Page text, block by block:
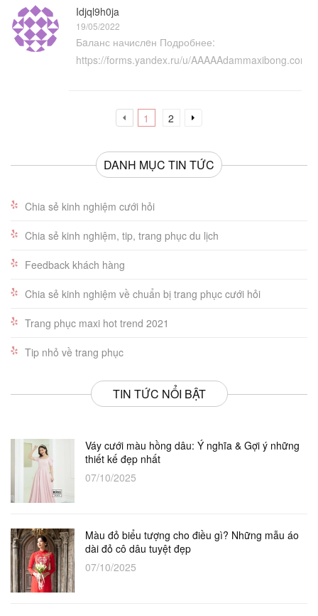
Idjql9h0ja
19/05/2022
Бaланс начислeн Подробнее:
https://forms.yandex.ru/u/
1 2
DANH MỤC TIN TỨC
Chia sẻ kinh nghiệm cưới hỏi
Chia sẻ kinh nghiệm, tip, trang phục du lịch
Feedback khách hàng
Chia sẻ kinh nghiệm về chuẩn bị trang phục cưới hỏi
Trang phục maxi hot trend 2021
Tip nhỏ về trang phục
TIN TỨC NỔI BẬT
Váy cưới màu hồng dâu: Ý nghĩa & Gợi ý những
thiết kế đẹp nhất
07/10/2025
Màu đỏ biểu tượng cho điều gì? Những mẫu áo
dài đỏ cô dâu tuyệt đẹp
07/10/2025